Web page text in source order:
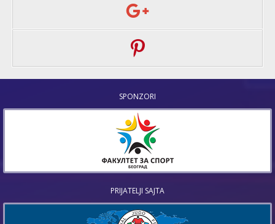
SPONZORI
PRIJATELJI SAJTA